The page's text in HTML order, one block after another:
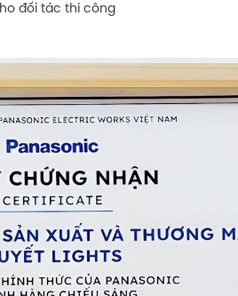
đối tác thi công